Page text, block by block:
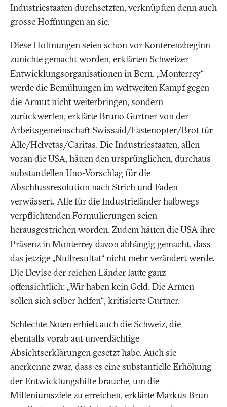
Industriestaaten durchsetzten, verknüpften denn auch
grosse Hoffnungen an sie.
Diese Hoffnungen seien schon vor Konferenzbeginn
zunichte gemacht worden, erklärten Schweizer
Entwicklungsorganisationen in Bern. „Monterrey“
werde die Bemühungen im weltweiten Kampf gegen
die Armut nicht weiterbringen, sondern
zurückwerfen, erklärte Bruno Gurtner von der
Arbeitsgemeinschaft Swissaid/Fastenopfer/Brot für
Alle/Helvetas/Caritas. Die Industriestaaten, allen
voran die USA, hätten den ursprünglichen, durchaus
substantiellen Uno-Vorschlag für die
Abschlussresolution nach Strich und Faden
verwässert. Alle für die Industrieländer halbwegs
verpflichtenden Formulierungen seien
herausgestrichen worden. Zudem hätten die USA ihre
Präsenz in Monterrey davon abhängig gemacht, dass
das jetzige „Nullresultat“ nicht mehr verändert werde.
Die Devise der reichen Länder laute ganz
offensichtlich: „Wir haben kein Geld. Die Armen
sollen sich selber helfen“, kritisierte Gurtner.
Schlechte Noten erhielt auch die Schweiz, die
ebenfalls vorab auf unverdächtige
Absichtserklärungen gesetzt habe. Auch sie
anerkenne zwar, dass es eine substantielle Erhöhung
der Entwicklungshilfe brauche, um die
Milleniumsziele zu erreichen, erklärte Markus Brun